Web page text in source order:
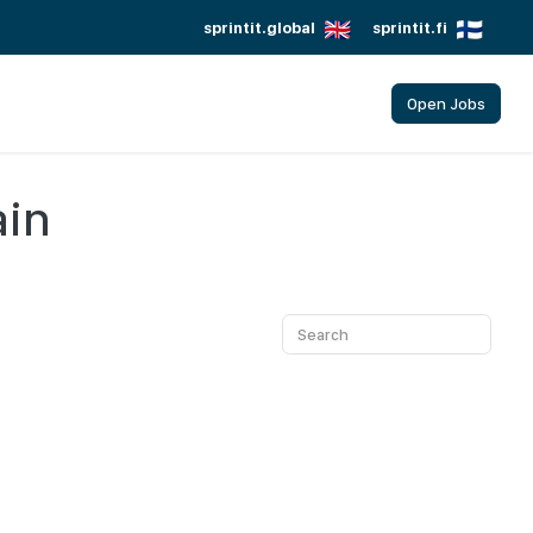
Open Jobs
sprintit.global sprintit.fi